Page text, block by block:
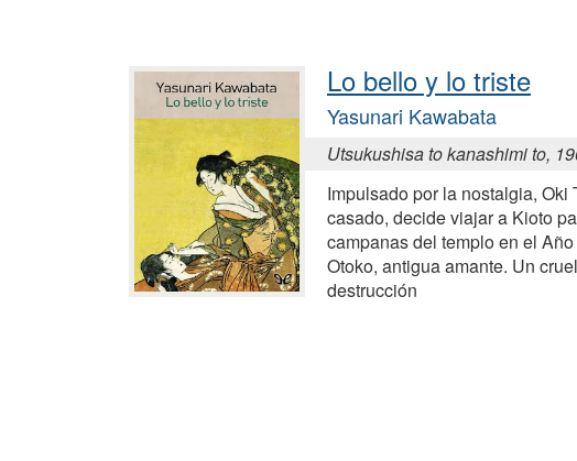
Lo bello y lo triste
Yasunari Kawabata
Utsukushisa to kanashimi to,
Impulsado por la nostalgia, Oki
casado, decide viajar a Kioto
campanas del templo en el
Otoko, antigua amante. Un
destrucción